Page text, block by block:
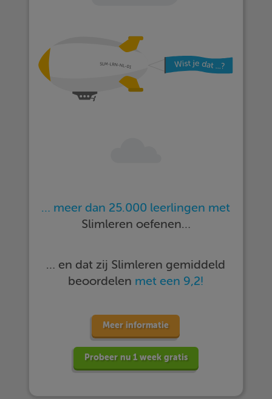
… meer dan 25.000 leerlingen met
Slimleren oefenen…
… en dat zij Slimleren gemiddeld
beoordelen met een 9,2!
Meer informatie
Probeer nu 1 week gratis